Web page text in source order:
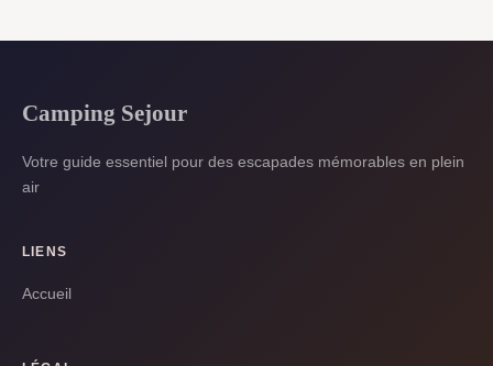
Camping Sejour
Votre guide essentiel pour des escapades mémorables en plein
air
LIENS
Accueil